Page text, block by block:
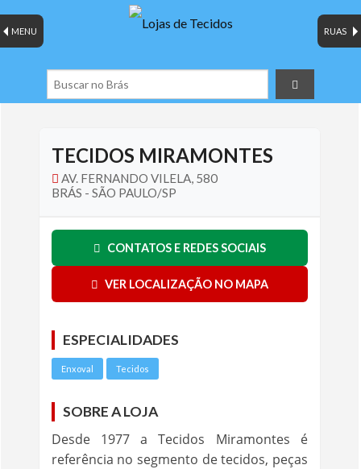
RUAS
MENU
TECIDOS MIRAMONTES
AV. FERNANDO VILELA, 580
BRÁS - SÃO PAULO/SP
CONTATOS E REDES SOCIAIS
VER LOCALIZAÇÃO NO MAPA
ESPECIALIDADES
Enxoval Tecidos
SOBRE A LOJA
Desde 1977 a Tecidos Miramontes é
referência no segmento de tecidos, peças